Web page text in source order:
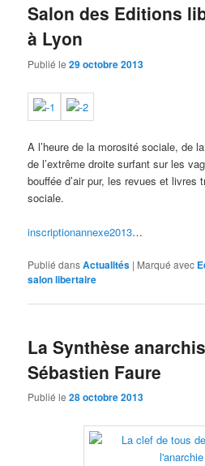
Salon des Editions
à Lyon
Publié le29 octobre 2013
A l’heure de la morosité sociale, de
de l’extrême droite surfant sur les
bouffée d’air pur, les revues et livres
sociale.
inscriptionannexe2013…
Publié dansActualités | Marqué avec
salon libertaire
La Synthèse
Sébastien Faure
Publié le28 octobre 2013